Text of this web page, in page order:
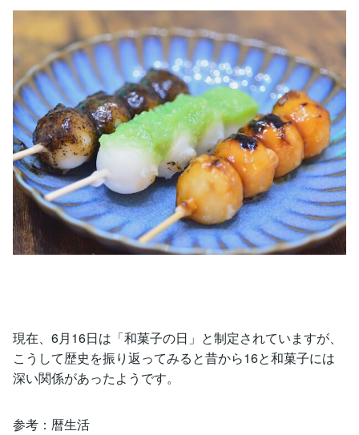
現在、6月16日は「和菓子の日」と制定されていますが、
こうして歴史を振り返ってみると昔から16と和菓子には
深い関係があったようです。
参考：暦生活